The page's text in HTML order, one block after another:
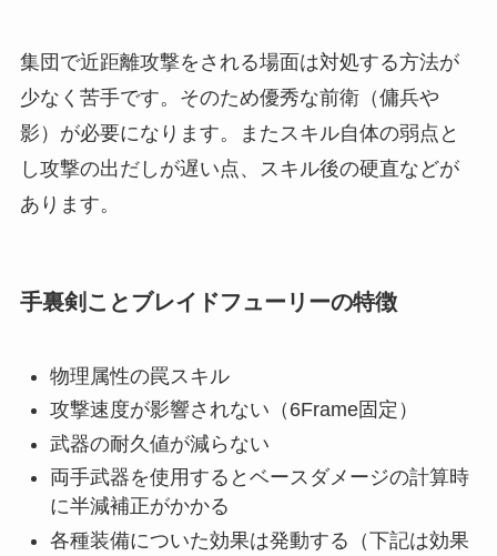
集団で近距離攻撃をされる場面は対処する方法が
少なく苦手です。そのため優秀な前衛（傭兵や
影）が必要になります。またスキル自体の弱点と
し攻撃の出だしが遅い点、スキル後の硬直などが
あります。
手裏剣ことブレイドフューリーの特徴
物理属性の罠スキル
攻撃速度が影響されない（6Frame固定）
武器の耐久値が減らない
両手武器を使用するとベースダメージの計算時
に半減補正がかかる
各種装備についた効果は発動する（下記は効果